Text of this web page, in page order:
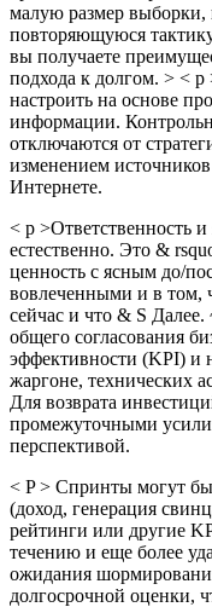
малую размер
повторяющуюся
вы получаете
подхода к долгом. > < p
настроить на основе
информации.
отключаются от
изменением
Интернете.
< p >Ответственность
естественно. Это &
ценность с ясным до/
вовлеченными и в том,
сейчас и что & S
общего согласования
эффективности (KPI) и
жаргоне, технических
Для возврата
промежуточными
перспективой.
< P > Спринты могут
(доход, генерация
рейтинги или другие
течению и еще более
ожидания
долгосрочной оценки,